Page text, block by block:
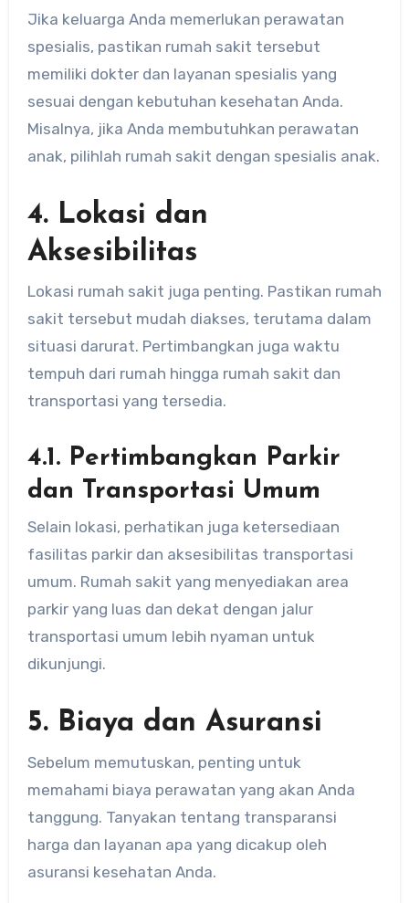
Jika keluarga Anda memerlukan perawatan
spesialis, pastikan rumah sakit tersebut
memiliki dokter dan layanan spesialis yang
sesuai dengan kebutuhan kesehatan Anda.
Misalnya, jika Anda membutuhkan perawatan
anak, pilihlah rumah sakit dengan spesialis anak.
4. Lokasi dan
Aksesibilitas
Lokasi rumah sakit juga penting. Pastikan rumah
sakit tersebut mudah diakses, terutama dalam
situasi darurat. Pertimbangkan juga waktu
tempuh dari rumah hingga rumah sakit dan
transportasi yang tersedia.
4.1. Pertimbangkan Parkir
dan Transportasi Umum
Selain lokasi, perhatikan juga ketersediaan
fasilitas parkir dan aksesibilitas transportasi
umum. Rumah sakit yang menyediakan area
parkir yang luas dan dekat dengan jalur
transportasi umum lebih nyaman untuk
dikunjungi.
5. Biaya dan Asuransi
Sebelum memutuskan, penting untuk
memahami biaya perawatan yang akan Anda
tanggung. Tanyakan tentang transparansi
harga dan layanan apa yang dicakup oleh
asuransi kesehatan Anda.